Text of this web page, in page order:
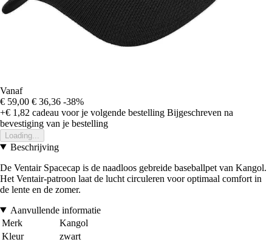
Vanaf
€ 59,00 € 36,36 -38%
+€ 1,82 cadeau voor je volgende bestelling Bijgeschreven na
bevestiging van je bestelling
Loading...
Beschrijving
De Ventair Spacecap is de naadloos gebreide baseballpet van Kangol.
Het Ventair-patroon laat de lucht circuleren voor optimaal comfort in
de lente en de zomer.
Aanvullende informatie
Merk
Kangol
Kleur
zwart